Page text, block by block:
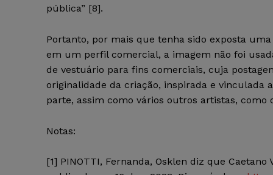
pública” [8].
Portanto, por mais que tenha sido exposta
em um perfil comercial, a imagem não foi
de vestuário para fins comerciais, cuja
originalidade da criação, inspirada e
parte, assim como vários outros artistas,
Notas:
[1] PINOTTI, Fernanda, Osklen diz que Caetano